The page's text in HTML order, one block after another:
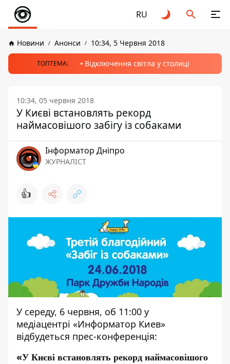
RU
Новини Анонси 10:34, 5 Червня 2018
ТОПТЕМА: Відключення світла у столиці
10:34, 05 червня 2018
У Києві встановлять рекорд
наймасовішого забігу із собаками
Інформатор Дніпро
ЖУРНАЛІСТ
👍
У середу, 6 червня, об 11:00 у
медіацентрі «Информатор Киев»
відбудеться прес-конференція:
«У Києві встановлять рекорд наймасовішого